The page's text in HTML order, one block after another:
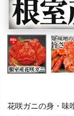
花咲ガニの身・味